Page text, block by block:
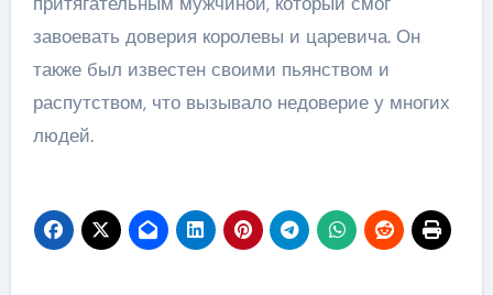
завоевать доверия королевы и царевича. Он
также был известен своими пьянством и
распутством, что вызывало недоверие у многих
людей.